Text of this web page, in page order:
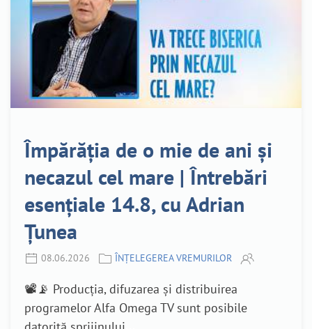
Împărăția de o mie de ani și
necazul cel mare | Întrebări
esențiale 14.8, cu Adrian
Țunea
08.06.2026 ÎNȚELEGEREA VREMURILOR
📽️📡 Producția, difuzarea și distribuirea
programelor Alfa Omega TV sunt posibile